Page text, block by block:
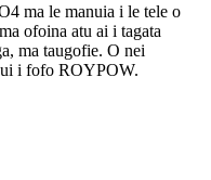
ma le manuia i le tele o
ofoina atu ai i tagata
ma taugofie. O nei
i fofo ROYPOW.